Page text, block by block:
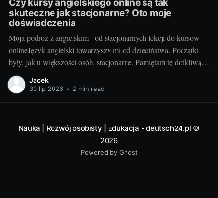
Czy kursy angielskiego online są tak
skuteczne jak stacjonarne? Oto moje
doświadczenia
Moja podróż z angielskim - od stacjonarnych lekcji do kursów
onlineJęzyk angielski towarzyszy mi od dzieciństwa. Początki
były, jak u większości osób, stacjonarne. Pamiętam tę dotkliwą
niechęć do porannego wstawania, pendolowania do szkoły i
powrotów w gorszym nastroju, niż w momencie wyjścia.
Jacek
30 lip 2026 • 2 min read
Nauka | Rozwój osobisty | Edukacja - deutsch24.pl ©
2026
Powered by Ghost